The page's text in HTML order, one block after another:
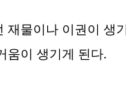
재물이나 이권이 생
움이 생기게 된다.